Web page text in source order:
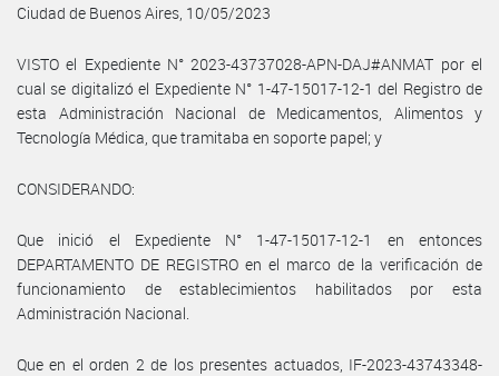
Ciudad de Buenos Aires, 10/05/2023
VISTO el Expediente N° 2023-43737028-APN-DAJ#ANMAT por el
cual se digitalizó el Expediente N° 1-47-15017-12-1 del Registro de
esta Administración Nacional de Medicamentos, Alimentos y
Tecnología Médica, que tramitaba en soporte papel; y
CONSIDERANDO:
Que inició el Expediente N° 1-47-15017-12-1 en entonces
DEPARTAMENTO DE REGISTRO en el marco de la verificación de
funcionamiento de establecimientos habilitados por esta
Administración Nacional.
Que en el orden 2 de los presentes actuados, IF-2023-43743348-